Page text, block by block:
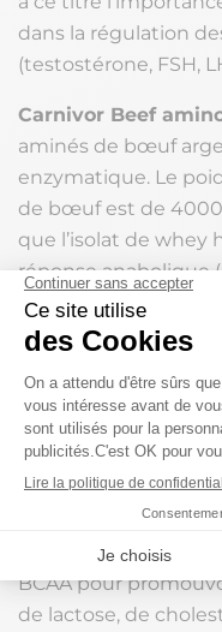
dans la régulation
(testostérone, FSH,
Carnivor Beef
aminés de bœuf
enzymatique. Le
de bœuf est de
que l’isolat de whey
réponse anabolique
musculaires) sera
celle des autres
Leur concentration
aminé essentiel à la
glycogène, en
articulaire et
pour bâtir de la
préservant
Enfin, ils sont
BCAA pour
de lactose, de